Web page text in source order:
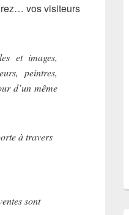
vos visiteurs
et images,
peintres,
d’un même
à travers
sont